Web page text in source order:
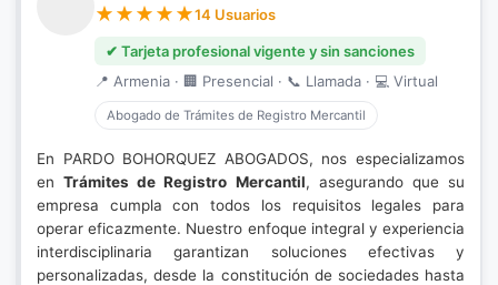
14 Usuarios
✔ Tarjeta profesional vigente y sin sanciones
📍 Armenia · 🏢 Presencial · 📞 Llamada · 💻 Virtual
Abogado de Trámites de Registro Mercantil
En PARDO BOHORQUEZ ABOGADOS, nos especializamos
enTrámites de Registro Mercantil, asegurando que su
empresa cumpla con todos los requisitos legales para
operar eficazmente. Nuestro enfoque integral y experiencia
interdisciplinaria garantizan soluciones efectivas y
personalizadas, desde la constitución de sociedades hasta